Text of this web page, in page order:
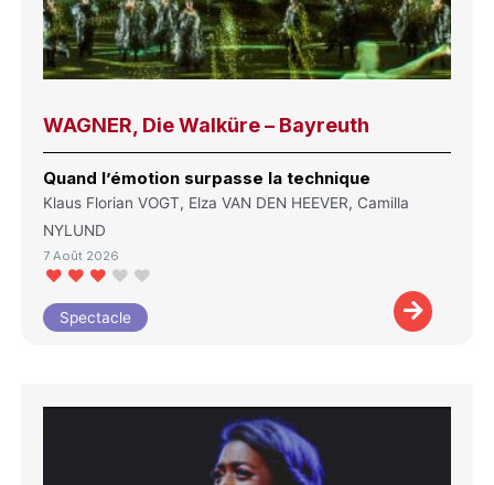
WAGNER, Die Walküre – Bayreuth
Quand l’émotion surpasse la technique
Klaus Florian VOGT, Elza VAN DEN HEEVER, Camilla
NYLUND
7 Août 2026
Spectacle